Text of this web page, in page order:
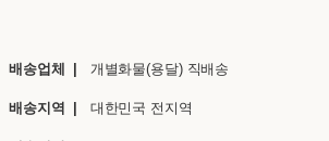
배송업체 | 개별화물(용달) 직배송
배송지역 | 대한민국 전지역